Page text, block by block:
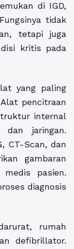
di IGD,
tidak
tetapi juga
kritis pada
yang paling
pencitraan
internal
jaringan.
CT-Scan, dan
gambaran
pasien.
diagnosis
rumah
defibrillator.